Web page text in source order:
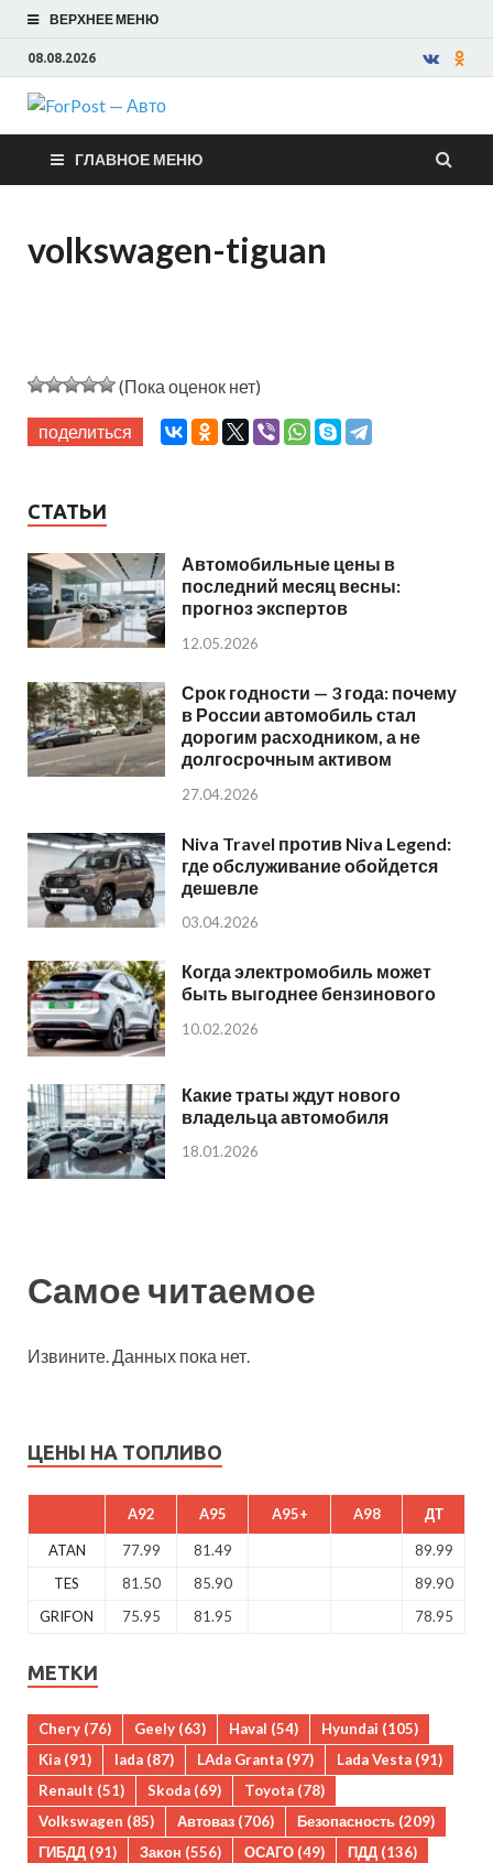
ВЕРХНЕЕ МЕНЮ
08.08.2026
ForPost —
Авто
ГЛАВНОЕ МЕНЮ
volkswagen-tiguan
(Пока оценок нет)
поделиться
СТАТЬИ
Автомобильные цены в
последний месяц весны:
прогноз экспертов
12.05.2026
Срок годности — 3 года: почему
в России автомобиль стал
дорогим расходником, а не
долгосрочным активом
27.04.2026
Niva Travel против Niva Legend:
где обслуживание обойдется
дешевле
03.04.2026
Когда электромобиль может
быть выгоднее бензинового
10.02.2026
Какие траты ждут нового
владельца автомобиля
18.01.2026
Самое читаемое
Извините. Данных пока нет.
ЦЕНЫ НА ТОПЛИВО
A92 A95 A95+ A98 ДТ
ATAN 77.99 81.49
89.99
TES
81.50 85.90
89.90
GRIFON
75.95 81.95 78.95
МЕТКИ
Chery (76) Geely (63) Haval (54) Hyundai (105)
Kia (91) lada (87) LAda Granta (97) Lada Vesta (91)
Renault (51) Skoda (69) Toyota (78)
Volkswagen (85) Автоваз (706) Безопасность (209)
ГИБДД (91) Закон (556) ОСАГО (49) ПДД (136)